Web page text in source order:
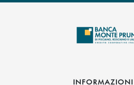
INFORMAZIONI